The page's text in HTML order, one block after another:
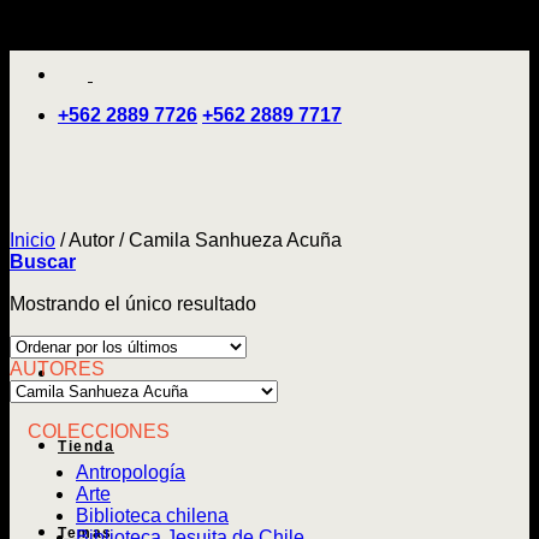
+562 2889 7726 +562 2889 7717
Tienda
Temas
Inicio /Autor /Camila Sanhueza Acuña
Buscar
Mostrando el único resultado
AUTORES
COLECCIONES
Antropología
Arte
Biblioteca chilena